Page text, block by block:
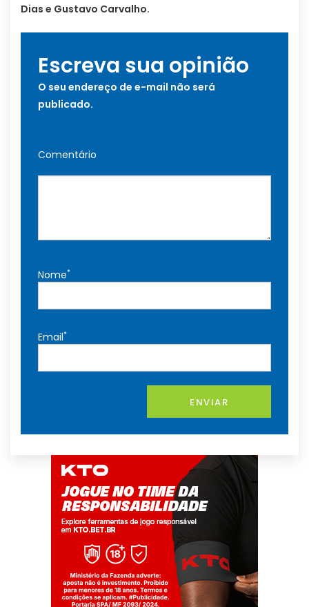
Dias e Gustavo Carvalho.
Escreva sua opinião
O seu endereço de e-mail não será
publicado.
Comentário
Nome*
Email*
ENVIAR